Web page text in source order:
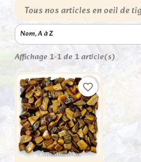
Tous nos articles enoeil de
Nom, A à Z
Affichage 1-1 de 1 article(s)
favorite_border